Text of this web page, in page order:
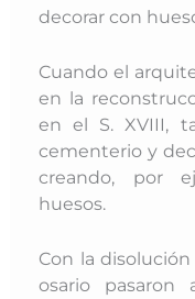
decorar con
Cuando el
en la
en el S. XVIII,
cementerio y
creando, por
huesos.
Con la
osario